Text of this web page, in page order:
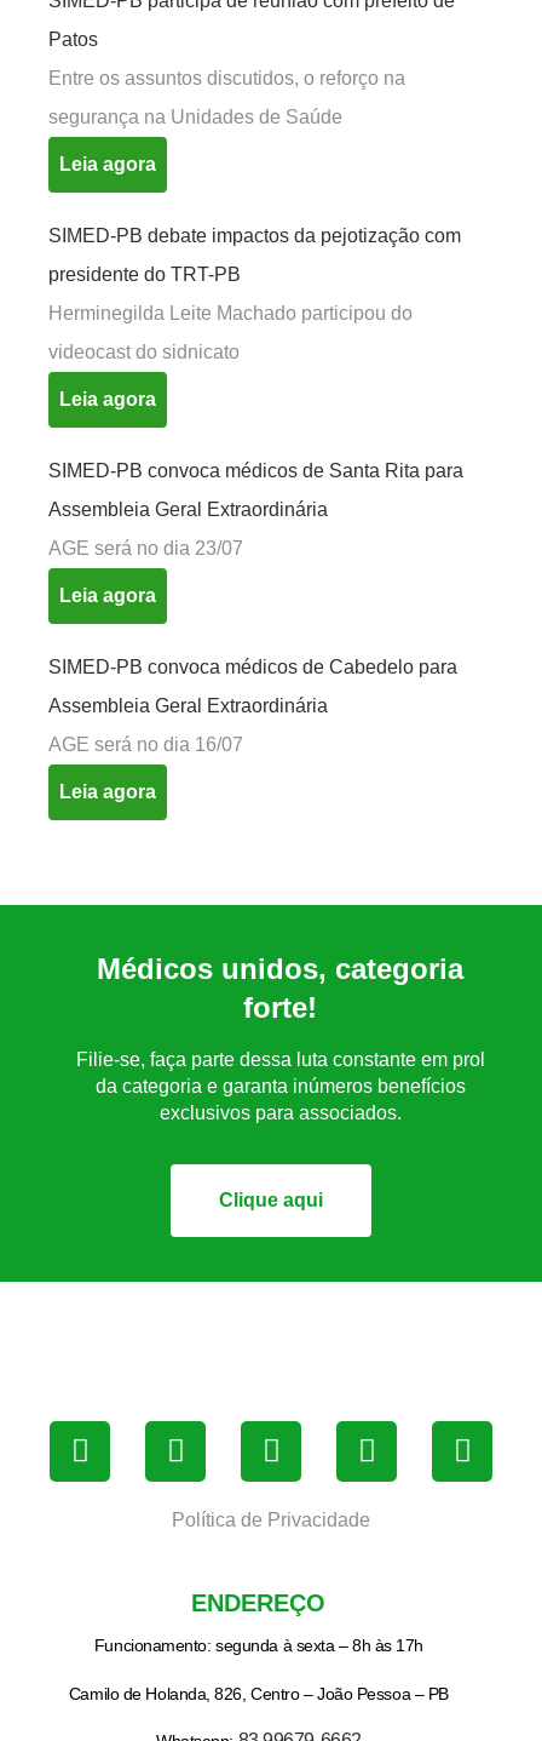
Patos
Entre os assuntos discutidos, o reforço na
segurança na Unidades de Saúde
Leia agora
SIMED-PB debate impactos da pejotização com
presidente do TRT-PB
Herminegilda Leite Machado participou do
videocast do sidnicato
Leia agora
SIMED-PB convoca médicos de Santa Rita para
Assembleia Geral Extraordinária
AGE será no dia 23/07
Leia agora
SIMED-PB convoca médicos de Cabedelo para
Assembleia Geral Extraordinária
AGE será no dia 16/07
Leia agora
Médicos unidos, categoria
forte!
Filie-se, faça parte dessa luta constante em prol
da categoria e garanta inúmeros benefícios
exclusivos para associados.
Clique aqui
Política de Privacidade
ENDEREÇO
Funcionamento: segunda à sexta – 8h às 17h
Camilo de Holanda, 826, Centro – João Pessoa – PB